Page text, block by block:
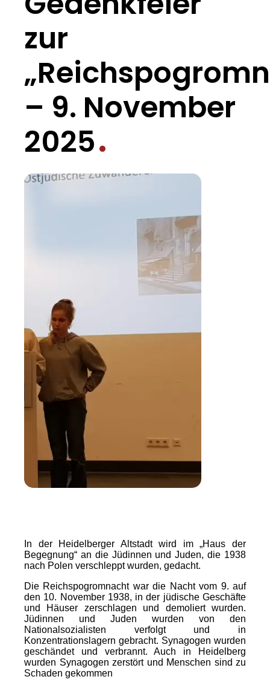
zur
– 9. November
2025
In der Heidelberger Altstadt wird im „Haus der
Begegnung“ an die Jüdinnen und Juden, die 1938
nach Polen verschleppt wurden, gedacht.
Die Reichspogromnacht war die Nacht vom 9. auf
den 10. November 1938, in der jüdische Geschäfte
und Häuser zerschlagen und demoliert wurden.
Jüdinnen und Juden wurden von den
Nationalsozialisten verfolgt und in
Konzentrationslagern gebracht. Synagogen wurden
geschändet und verbrannt. Auch in Heidelberg
wurden Synagogen zerstört und Menschen sind zu
Schaden gekommen